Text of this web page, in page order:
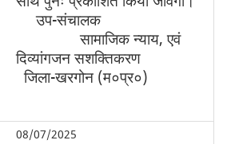
उप-संचालक
सामाजिक न्याय, एवं
दिव्यांगजन सशक्तिकरण
जिला-खरगोन (म०प्र०)
08/07/2025